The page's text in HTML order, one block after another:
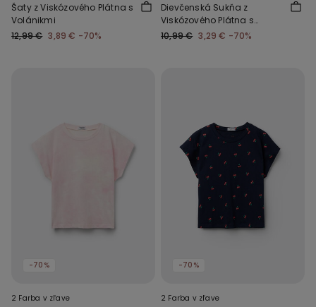
Šaty z Viskózového Plátna s
Volánikmi
12,99 € 3,89 € -70%
Dievčenská Sukňa z
Viskózového Plátna s
Volánikom
10,99 € 3,29 € -70%
-70%
2 Farba v zľave
-70%
2 Farba v zľave